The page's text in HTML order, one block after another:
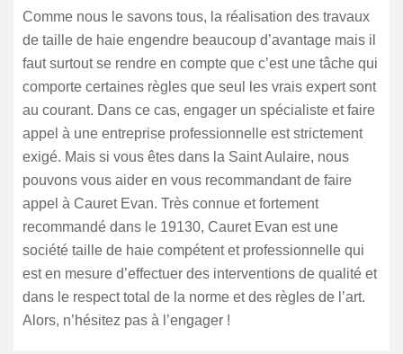
Comme nous le savons tous, la réalisation des travaux
de taille de haie engendre beaucoup d’avantage mais il
faut surtout se rendre en compte que c’est une tâche qui
comporte certaines règles que seul les vrais expert sont
au courant. Dans ce cas, engager un spécialiste et faire
appel à une entreprise professionnelle est strictement
exigé. Mais si vous êtes dans la Saint Aulaire, nous
pouvons vous aider en vous recommandant de faire
appel à Cauret Evan. Très connue et fortement
recommandé dans le 19130, Cauret Evan est une
société taille de haie compétent et professionnelle qui
est en mesure d’effectuer des interventions de qualité et
dans le respect total de la norme et des règles de l’art.
Alors, n’hésitez pas à l’engager !